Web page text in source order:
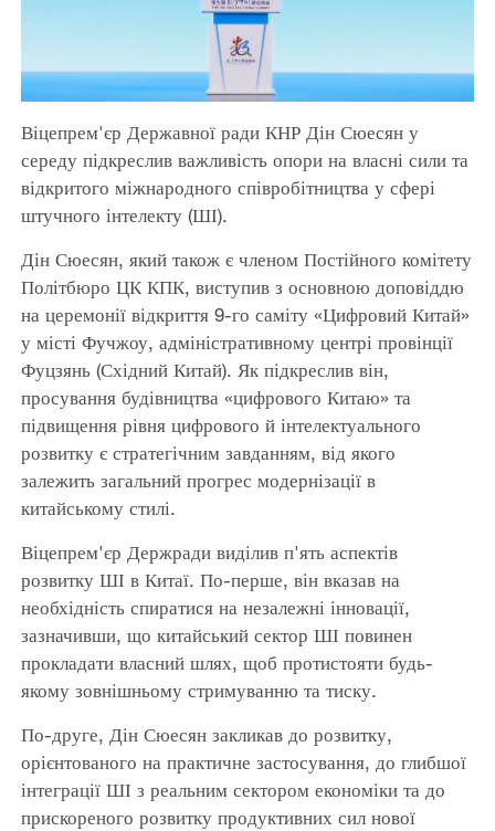
Віцепрем'єр Державної ради КНР Дін Сюесян у
середу підкреслив важливість опори на власні сили та
відкритого міжнародного співробітництва у сфері
штучного інтелекту (ШІ).
Дін Сюесян, який також є членом Постійного комітету
Політбюро ЦК КПК, виступив з основною доповіддю
на церемонії відкриття 9-го саміту «Цифровий Китай»
у місті Фучжоу, адміністративному центрі провінції
Фуцзянь (Східний Китай). Як підкреслив він,
просування будівництва «цифрового Китаю» та
підвищення рівня цифрового й інтелектуального
розвитку є стратегічним завданням, від якого
залежить загальний прогрес модернізації в
китайському стилі.
Віцепрем'єр Держради виділив п'ять аспектів
розвитку ШІ в Китаї. По-перше, він вказав на
необхідність спиратися на незалежні інновації,
зазначивши, що китайський сектор ШІ повинен
прокладати власний шлях, щоб протистояти будь-
якому зовнішньому стримуванню та тиску.
По-друге, Дін Сюесян закликав до розвитку,
орієнтованого на практичне застосування, до глибшої
інтеграції ШІ з реальним сектором економіки та до
прискореного розвитку продуктивних сил нової